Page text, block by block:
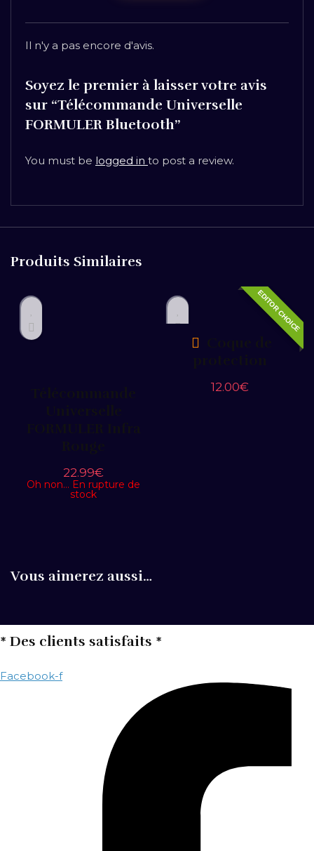
Il n'y a pas encore d'avis.
Soyez le premier à laisser votre avis
sur “Télécommande Universelle
FORMULER Bluetooth”
You must be logged in to post a review.
Produits Similaires
22.99€
Oh non… En rupture de
stock
EDITOR CHOICE
12.00€
Vous aimerez aussi…
* Des clients satisfaits *
Facebook-f